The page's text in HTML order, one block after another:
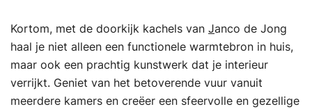
Kortom, met de doorkijk kachels van Janco de Jong
haal je niet alleen een functionele warmtebron in huis,
maar ook een prachtig kunstwerk dat je interieur
verrijkt. Geniet van het betoverende vuur vanuit
meerdere kamers en creëer een sfeervolle en gezellige